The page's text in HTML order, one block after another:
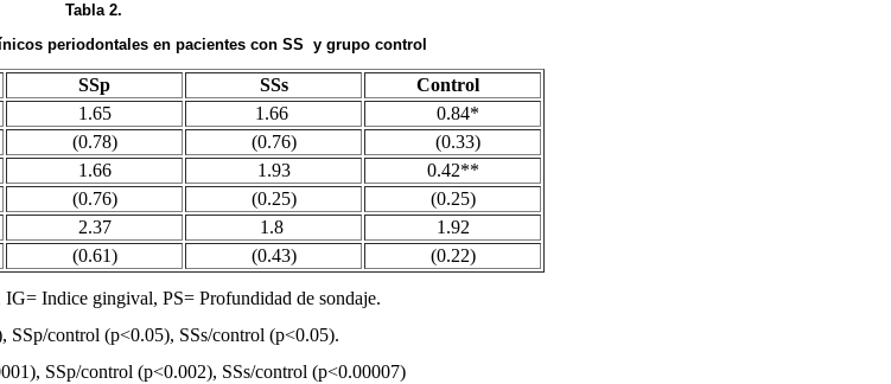
Tabla 2.
periodontales en pacientes con SS y grupo control
SSp SSs
Control
1.65 1.66
0.84*
(0.78) (0.76)
(0.33)
1.66 1.93
0.42**
(0.76) (0.25)
(0.25)
2.37 1.8
1.92
(0.61) (0.43) (0.22)
Indice gingival, PS= Profundidad de sondaje.
control (p<0.05), SSs/control (p<0.05).
SSp/control (p<0.002), SSs/control (p<0.00007)